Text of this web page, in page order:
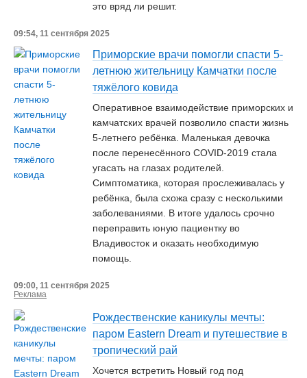
это вряд ли решит.
09:54, 11 сентября 2025
Приморские врачи помогли спасти 5-
летнюю жительницу Камчатки после
тяжёлого ковида
Оперативное взаимодействие приморских и
камчатских врачей позволило спасти жизнь
5-летнего ребёнка. Маленькая девочка
после перенесённого COVID-2019 стала
угасать на глазах родителей.
Симптоматика, которая прослеживалась у
ребёнка, была схожа сразу с несколькими
заболеваниями. В итоге удалось срочно
переправить юную пациентку во
Владивосток и оказать необходимую
помощь.
09:00, 11 сентября 2025
Реклама
Рождественские каникулы мечты:
паром Eastern Dream и путешествие в
тропический рай
Хочется встретить Новый год под